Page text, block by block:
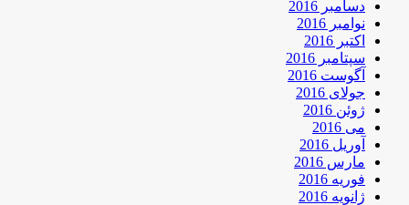
دسامبر 2016
نوامبر 2016
اکتبر 2016
سپتامبر 2016
آگوست 2016
جولای 2016
ژوئن 2016
می 2016
آوریل 2016
مارس 2016
فوریه 2016
ژانویه 2016